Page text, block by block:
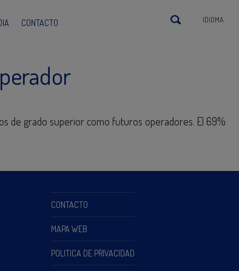
CONTACTO IDIOMA
de grado superior como futuros operadores. El 69%
CONTACTO
MAPA WEB
POLITICA DE PRIVACIDAD